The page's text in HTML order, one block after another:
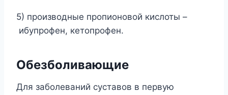
5) производные пропионовой кислоты –
ибупрофен, кетопрофен.
Обезболивающие
Для заболеваний суставов в первую